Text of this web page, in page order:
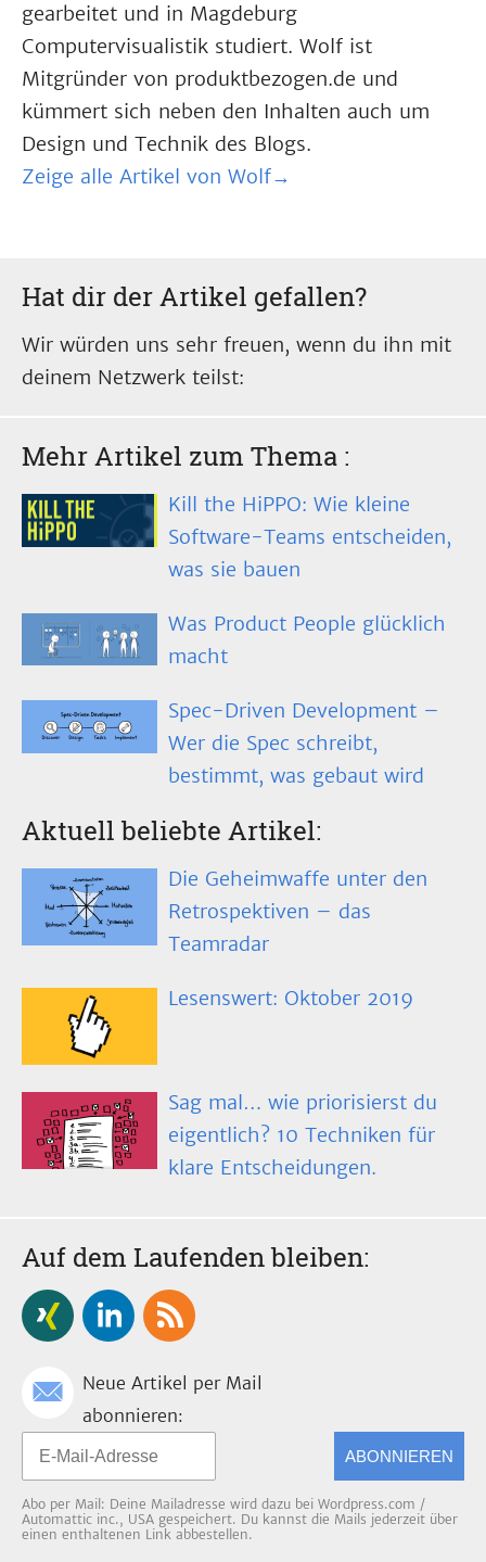
gearbeitet und in Magdeburg
Computervisualistik studiert. Wolf ist
Mitgründer von produktbezogen.de und
kümmert sich neben den Inhalten auch um
Design und Technik des Blogs.
Zeige alle Artikel von Wolf→
Hat dir der Artikel gefallen?
Wir würden uns sehr freuen, wenn du ihn mit
deinem Netzwerk teilst:
Mehr Artikel zum Thema :
Kill the HiPPO: Wie kleine
Software-Teams entscheiden,
was sie bauen
Was Product People glücklich
macht
Spec-Driven Development –
Wer die Spec schreibt,
bestimmt, was gebaut wird
Aktuell beliebte Artikel:
Die Geheimwaffe unter den
Retrospektiven – das
Teamradar
Lesenswert: Oktober 2019
Sag mal… wie priorisierst du
eigentlich? 10 Techniken für
klare Entscheidungen.
Auf dem Laufenden bleiben:
Neue Artikel per Mail
abonnieren:
ABONNIEREN
Abo per Mail: Deine Mailadresse wird dazu bei Wordpress.com /
Automattic inc., USA gespeichert. Du kannst die Mails jederzeit über
einen enthaltenen Link abbestellen.